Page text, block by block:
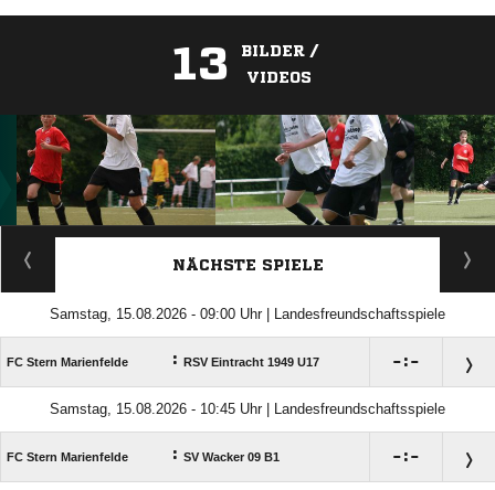
13
BILDER /
VIDEOS
ANZEIGE
NÄCHSTE SPIELE
Samstag, 15.08.2026 - 09:00 Uhr | Landesfreundschaftsspiele
FC Stern Marienfelde : RSV Eintracht 1949 U17 :
Samstag, 15.08.2026 - 10:45 Uhr | Landesfreundschaftsspiele
FC Stern Marienfelde : SV Wacker 09 B1 :